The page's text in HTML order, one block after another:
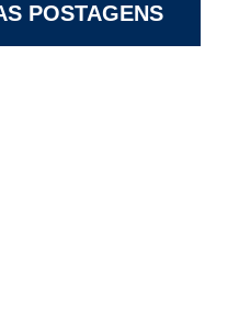
POSTAGENS